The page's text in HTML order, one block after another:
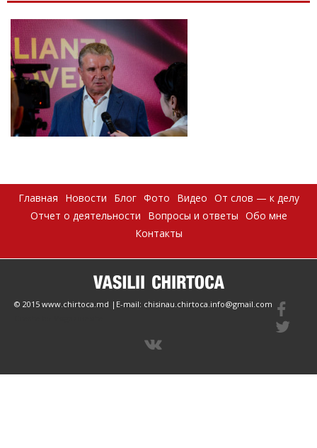
Главная Новости Блог Фото Видео От слов — к делу
Отчет о деятельности
Вопросы и ответы Обо мне
Контакты
© 2015 www.chirtoca.md |E-mail: chisinau.chirtoca.info@gmail.com